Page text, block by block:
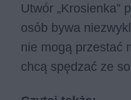
Utwór „Krosienka”
osób bywa
nie mogą przestać
chcą spędzać ze